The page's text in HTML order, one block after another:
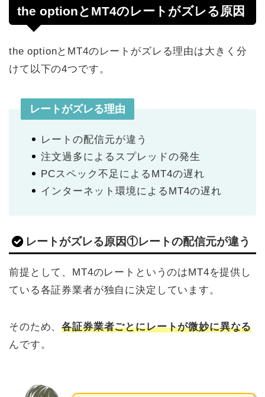
the optionとMT4のレートがズレる原因
the optionとMT4のレートがズレる理由は大きく分
けて以下の4つです。
レートがズレる理由
レートの配信元が違う
注文過多によるスプレッドの発生
PCスペック不足によるMT4の遅れ
インターネット環境によるMT4の遅れ
レートがズレる原因①レートの配信元が違う
前提として、MT4のレートというのはMT4を提供し
ている各証券業者が独自に決定しています。
そのため、各証券業者ごとにレートが微妙に異なる
んです。